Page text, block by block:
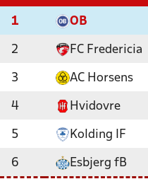
1 OB
2 FC Fredericia
3 AC Horsens
4 Hvidovre
5 Kolding IF
6 Esbjerg fB